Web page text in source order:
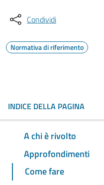
Condividi
Normativa di riferimento
INDICE DELLA PAGINA
A chi è rivolto
Approfondimenti
Come fare